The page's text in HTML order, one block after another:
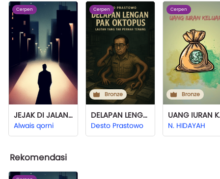
Cerpen
JEJAK DI JALAN SETAPAK
Alwais qorni
Cerpen
Bronze
DELAPAN LENGAN PAK OKTOPUS
Desto Prastowo
Cerpen
Bronze
N. HIDAYAH
Rekomendasi